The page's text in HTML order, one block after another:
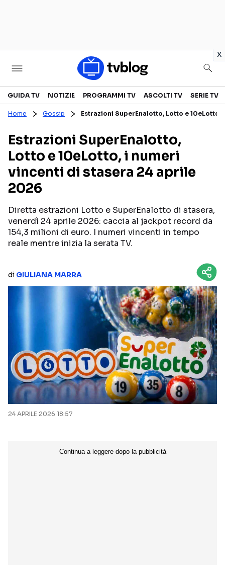
x
Televisione
CANALI TV
PROGRAMMI TV
PERSONAGGI TV
SERIE TV
REALITY SHOW
FICTION
Streaming
NETFLIX
DISNEY+
MEDIASET INFINITY
NOTIZIE
ANTEPRIME
RETROSCENA
INTERVISTE
RUBRICHE
GUIDA TV NOTIZIE PROGRAMMI TV ASCOLTI TV SERIE TV
Home Gossip Estrazioni SuperEnalotto, Lotto e
Estrazioni SuperEnalotto,
Lotto e 10eLotto, i numeri
vincenti di stasera 24 aprile
2026
Diretta estrazioni Lotto e SuperEnalotto di stasera,
venerdì 24 aprile 2026: caccia al jackpot record da
154,3 milioni di euro. I numeri vincenti in tempo
reale mentre inizia la serata TV.
di GIULIANA MARRA
24 APRILE 2026 18:57